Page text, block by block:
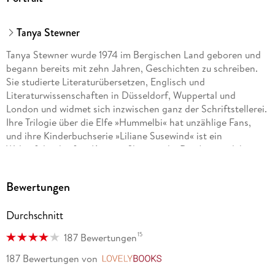
Tanya Stewner
Tanya Stewner wurde 1974 im Bergischen Land geboren und
begann bereits mit zehn Jahren, Geschichten zu schreiben.
Sie studierte Literaturübersetzen, Englisch und
Literaturwissenschaften in Düsseldorf, Wuppertal und
London und widmet sich inzwischen ganz der Schriftstellerei.
Ihre Trilogie über die Elfe »Hummelbi« hat unzählige Fans,
und ihre Kinderbuchserie »Liliane Susewind« ist ein
Welterfolg, der fürs Kino verfilmt wurde. Die Autorin lebt mit
Bewertungen
Durchschnitt
187 Bewertungen15
187 Bewertungen von